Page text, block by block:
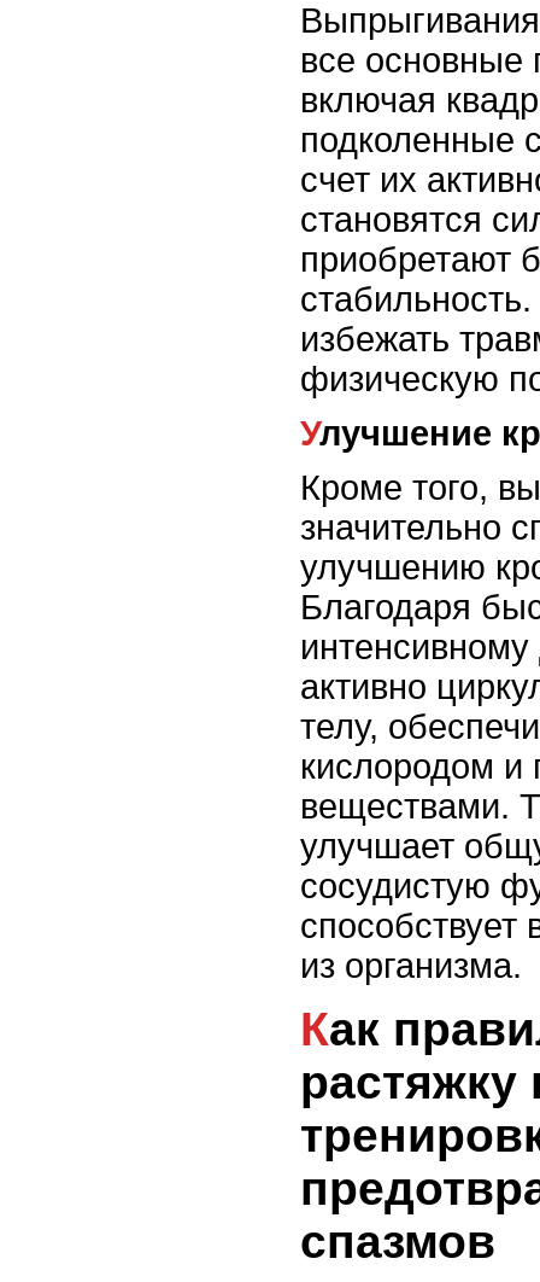
все основные
включая
подколенные
счет их
становятся
приобретают
избежать
физическую
Улучшение
Кроме того,
значительно
улучшению
Благодаря
активно
телу,
кислородом и
веществами.
улучшает
сосудистую
способствует
из организма.
Как правильно делать
растяжку
спазмов